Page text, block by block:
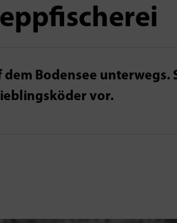
Bodensee unterwegs.
vor.